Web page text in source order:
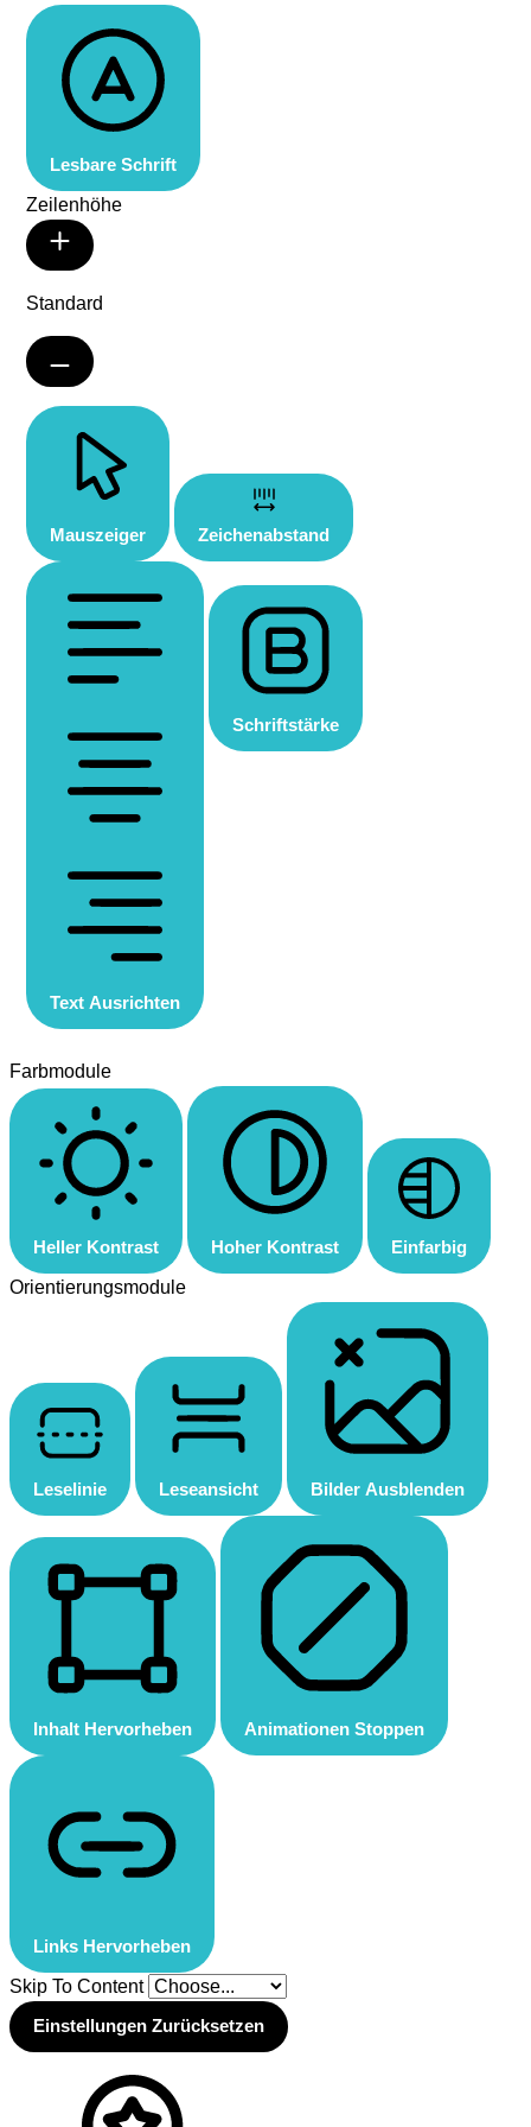
Lesbare Schrift
Zeilenhöhe
Standard
Mauszeiger Zeichenabstand
Text Ausrichten
Schriftstärke
Farbmodule
Heller Kontrast Hoher Kontrast Einfarbig
Orientierungsmodule
Leselinie Leseansicht Bilder Ausblenden
Inhalt Hervorheben Animationen Stoppen
Links Hervorheben
Skip To Content
Einstellungen Zurücksetzen